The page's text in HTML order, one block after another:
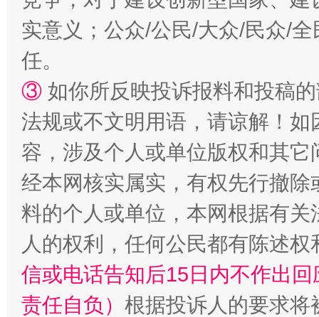
扯下公款旅游的“隐身衣” 如何以
“蜀中异人”王建安的艺术幻境
实意义；公众/公民/大众/民众/
任。
③ 如你所反映投诉报料和投稿
法规或不文明用语，请谅解！
容，涉及个人或单位版权和其它
经本网核实属实，有权先行撤
料的个人或单位，本网根据有
人的权利，任何公民都有陈述
信或电话告知后15日内不作出
责任自负） 根据投诉人的要求将